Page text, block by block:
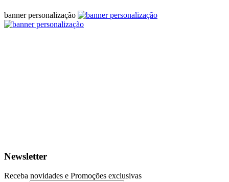
banner personalização
Newsletter
Receba novidades e Promoções exclusivas